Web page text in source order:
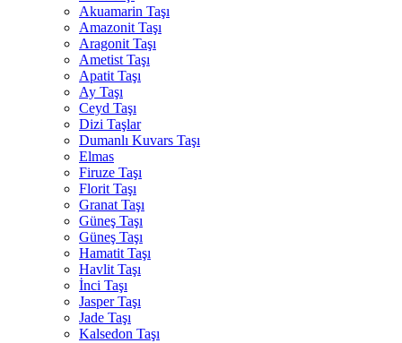
Akuamarin Taşı
Amazonit Taşı
Aragonit Taşı
Ametist Taşı
Apatit Taşı
Ay Taşı
Ceyd Taşı
Dizi Taşlar
Dumanlı Kuvars Taşı
Elmas
Firuze Taşı
Florit Taşı
Granat Taşı
Güneş Taşı
Güneş Taşı
Hamatit Taşı
Havlit Taşı
İnci Taşı
Jasper Taşı
Jade Taşı
Kalsedon Taşı